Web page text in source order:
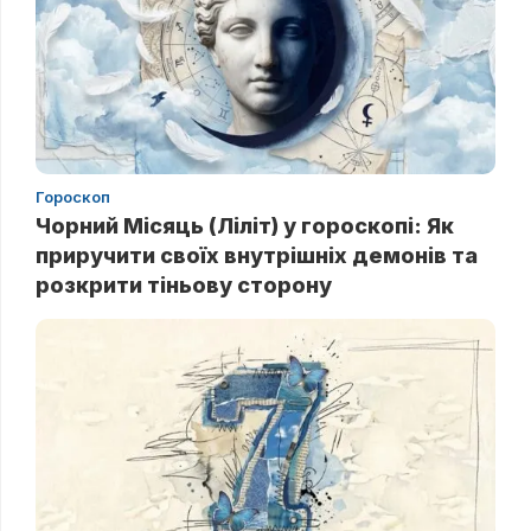
Гороскоп
Чорний Місяць (Ліліт) у гороскопі: Як
приручити своїх внутрішніх демонів та
розкрити тіньову сторону